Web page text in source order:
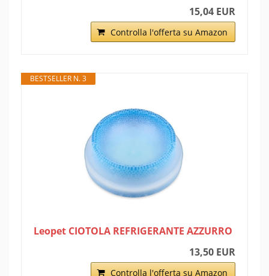
15,04 EUR
Controlla l'offerta su Amazon
BESTSELLER N. 3
Leopet CIOTOLA REFRIGERANTE AZZURRO
13,50 EUR
Controlla l'offerta su Amazon